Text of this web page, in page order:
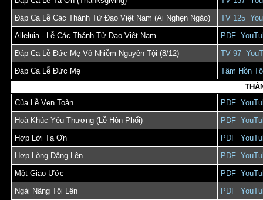
Đáp Ca Lễ Các Thánh Tử Đạo Việt Nam (Ai Nghẹn Ngào)
TV 125
Alleluia - Lễ Các Thánh Tử Đạo Việt Nam
PDF
Đáp Ca Lễ Đức Mẹ Vô Nhiễm Nguyên Tội (8/12)
TV 97
Đáp Ca Lễ Đức Mẹ
Tâm Hồn
Của Lễ Vẹn Toàn
PDF
Hoà Khúc Yêu Thương (Lễ Hôn Phối)
PDF
Hợp Lời Tạ Ơn
PDF
Hợp Lòng Dâng Lên
PDF
Một Giao Ước
PDF
Ngài Nâng Tôi Lên
PDF